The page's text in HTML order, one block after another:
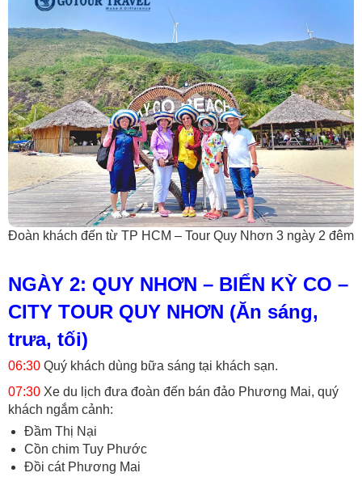
Đoàn khách đến từ TP HCM – Tour Quy Nhơn 3 ngày 2 đêm
NGÀY 2: QUY NHƠN – BIỂN KỲ CO –
CITY TOUR QUY NHƠN (Ăn sáng,
trưa, tối)
06:30 Quý khách dùng bữa sáng tại khách sạn.
07:30 Xe du lịch đưa đoàn đến bán đảo Phương Mai, quý
khách ngắm cảnh:
Đầm Thị Nại
Cồn chim Tuy Phước
Đồi cát Phương Mai